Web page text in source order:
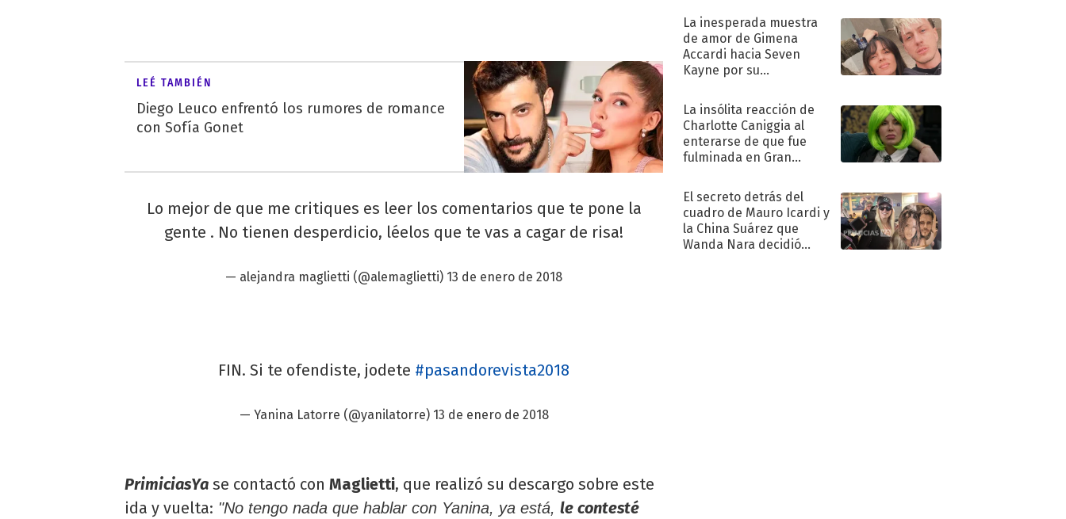
LEÉ TAMBIÉN
Diego Leuco enfrentó los rumores de romance
con Sofía Gonet
Lo mejor de que me critiques es leer los comentarios que te pone la
gente . No tienen desperdicio, léelos que te vas a cagar de risa!
— alejandra maglietti (@alemaglietti) 13 de enero de 2018
FIN. Si te ofendiste, jodete #pasandorevista2018
— Yanina Latorre (@yanilatorre) 13 de enero de 2018
PrimiciasYa se contactó con Maglietti, que realizó su descargo sobre este
ida y vuelta: "No tengo nada que hablar con Yanina, ya está, le contesté
La inesperada muestra
de amor de Gimena
Accardi hacia Seven
Kayne por su
La insólita reacción de
Charlotte Caniggia al
enterarse de que fue
fulminada en Gran
El secreto detrás del
cuadro de Mauro Icardi y
la China Suárez que
Wanda Nara decidió